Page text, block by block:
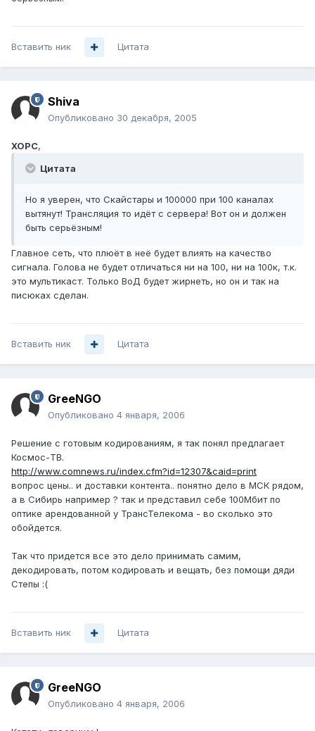
Вставить ник Цитата
Shiva
Опубликовано 30 декабря, 2005
XOPC,
Цитата
Но я уверен, что Скайстары и 100000 при 100 каналах
вытянут! Трансляция то идёт с сервера! Вот он и должен
быть серьёзным!
Главное сеть, что плюёт в неё будет влиять на качество
сигнала. Голова не будет отличаться ни на 100, ни на 100к, т.к.
это мультикаст. Только ВоД будет жирнеть, но он и так на
писюках сделан.
Вставить ник Цитата
GreeNGO
Опубликовано 4 января, 2006
Решение с готовым кодированиям, я так понял предлагает
Космос-ТВ.
http://www.comnews.ru/index.cfm?id=12307&caid=print
вопрос цены.. и доставки контента.. понятно дело в МСК рядом,
а в Сибирь например ? так и представил себе 100Мбит по
оптике арендованной у ТрансТелекома - во сколько это
обойдется.
Так что придется все это дело принимать самим,
декодировать, потом кодировать и вещать, без помощи дяди
Степы :(
Вставить ник Цитата
GreeNGO
Опубликовано 4 января, 2006